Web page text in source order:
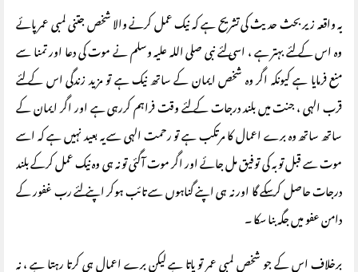
یہ واقعہ زیر بحث حدیث کی تشریح ہے کہ نیک عمل کرنے والا شخص جتنی لمبی عمر پائے
وہ اس کے لئے بہتر ہے ، اسی لئے نبی صلی اللہ علیہ وسلم نے موت کی دعا اور تمنا سے
منع فرمایا ہے کیونکہ اگر وہ شخص ایمان کے ساتھ نیک ہے تو مزید زندگی اس کے لئے
قرب الہی ، جنت میں بلند درجات کے لئے وقت فراہم کررہی ہے اور اگر ایمان کے
ساتھ ساتھ وہ برے اعمال کا مرتکب ہے تو رحمت الہی سے یہ بعید نہیں ہے کہ اسے
موت سے قبل توبہ کی توفیق مل جائے اور اگر موت آگئی تو نہ ہی وہ نیک عمل کرکے بلند
درجات حاصل کرسکے گا اور نہ ہی اپنے گناہوں سے تائب ہوکر اپنے لئے رب غفور کے
دامن عفو میں جگہ بنا سکا ۔